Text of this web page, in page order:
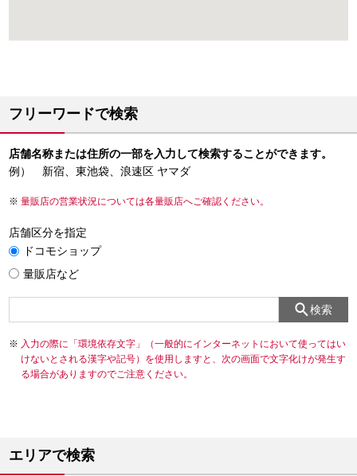
フリーワードで検索
店舗名称または住所の一部を入力して検索することができます。
例） 新宿、東池袋、浪速区 ヤマダ
量販店の営業状況については各量販店へご確認ください。
店舗区分を指定
ドコモショップ
量販店など
検索
入力の際に「環境依存文字」（一般的にインターネットにおいて使ってはい
けないとされる漢字や記号）を使用しますと、次の画面で文字化けが発生す
る場合がありますのでご注意ください。
エリアで検索